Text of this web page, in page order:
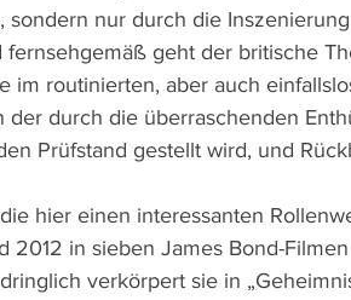
sondern nur durch die
geht der britische
im routinierten, aber auch
durch die überraschenden
Prüfstand gestellt wird, und
hier einen interessanten
2012 in sieben James Bond-
verkörpert sie in